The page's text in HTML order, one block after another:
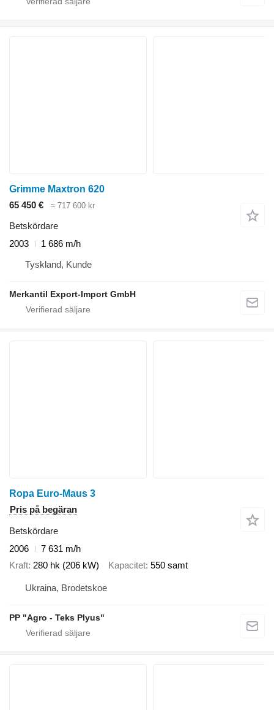
Grimme Maxtron 620
65 450 €
≈ 717 600 kr
Betskördare
2003
1 686 m/h
Tyskland, Kunde
Merkantil Export-Import GmbH
Ropa Euro-Maus 3
Pris på begäran
Betskördare
2006
7 631 m/h
Kraft 280 hk (206 kW) Kapacitet 550 samt
Ukraina, Brodetskoe
PP "Agro - Teks Plyus"